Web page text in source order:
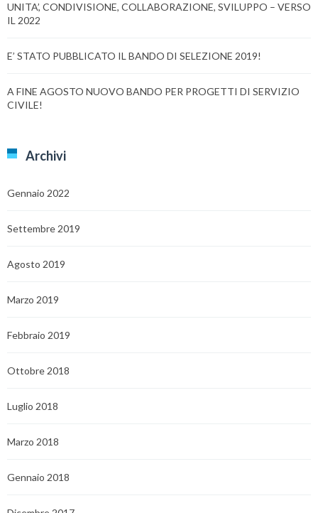
UNITA’, CONDIVISIONE, COLLABORAZIONE, SVILUPPO – VERSO
IL 2022
E’ STATO PUBBLICATO IL BANDO DI SELEZIONE 2019!
A FINE AGOSTO NUOVO BANDO PER PROGETTI DI SERVIZIO
CIVILE!
Archivi
Gennaio 2022
Settembre 2019
Agosto 2019
Marzo 2019
Febbraio 2019
Ottobre 2018
Luglio 2018
Marzo 2018
Gennaio 2018